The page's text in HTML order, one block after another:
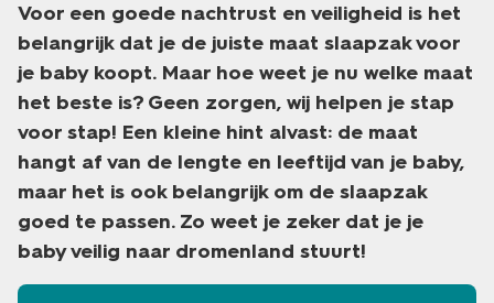
Voor een goede nachtrust en veiligheid is het
belangrijk dat je de juiste maat slaapzak voor
je baby koopt. Maar hoe weet je nu welke maat
het beste is? Geen zorgen, wij helpen je stap
voor stap! Een kleine hint alvast: de maat
hangt af van de lengte en leeftijd van je baby,
maar het is ook belangrijk om de slaapzak
goed te passen. Zo weet je zeker dat je je
baby veilig naar dromenland stuurt!